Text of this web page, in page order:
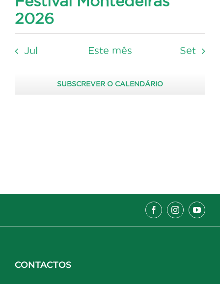
2026
Jul Este mês Set
SUBSCREVER O CALENDÁRIO
CONTACTOS